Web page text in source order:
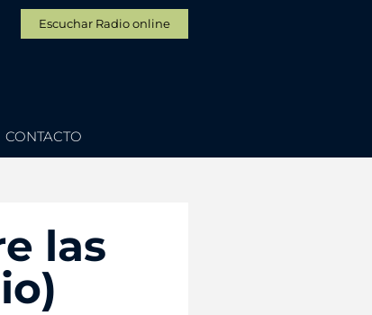
Escuchar Radio online
CONTACTO
las